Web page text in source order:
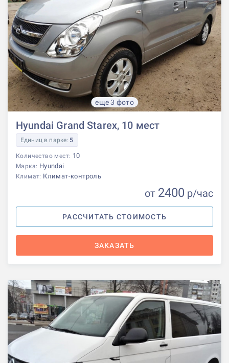
еще 3 фото
Hyundai Grand Starex, 10 мест
Единиц в парке: 5
Количество мест: 10
Марка: Hyundai
Климат: Климат-контроль
от 2400 р/час
РАССЧИТАТЬ СТОИМОСТЬ
ЗАКАЗАТЬ